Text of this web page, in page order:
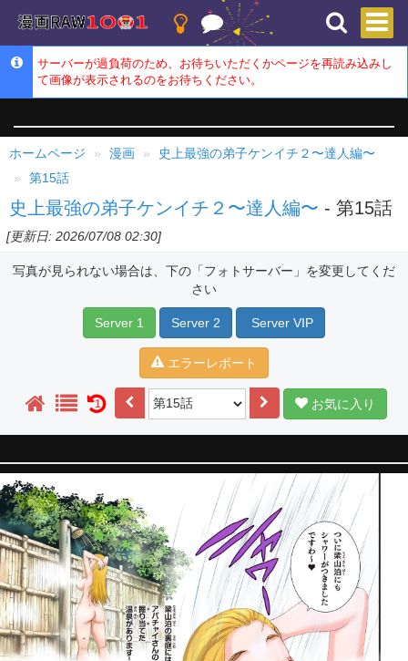
サーバーが過負荷のため、お待ちいただくかページを再読み込みし
て画像が表示されるのをお待ちください。
ホームページ 漫画
史上最強の弟子ケンイチ２〜達人編〜
第15話
史上最強の弟子ケンイチ２〜達人編〜 - 第15話
[更新日: 2026/07/08 02:30]
写真が見られない場合は、下の「フォトサーバー」を変更してくだ
さい
Server 1 Server 2 Server VIP
エラーレポート
1 お気に入り